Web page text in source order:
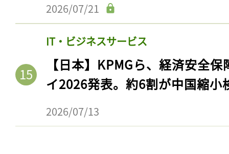
2026/07/21
IT・ビジネスサービス
【日本】KPMGら、経済安全
イ2026発表。約6割が中国縮小
2026/07/13